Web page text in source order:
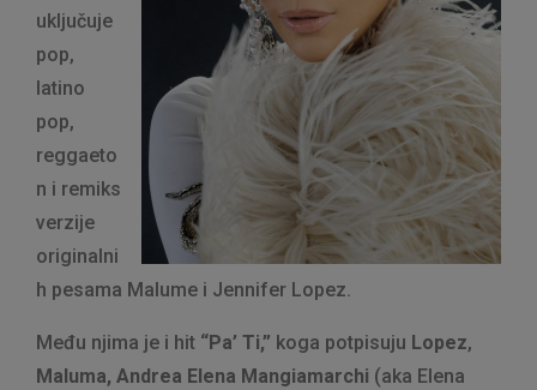
uključuje
pop,
latino
pop,
reggaeto
n i remiks
verzije
originalni
h pesama Malume i Jennifer Lopez.
Među njima je i hit “Pa’ Ti,” koga potpisuju Lopez,
Maluma, Andrea Elena Mangiamarchi (aka Elena